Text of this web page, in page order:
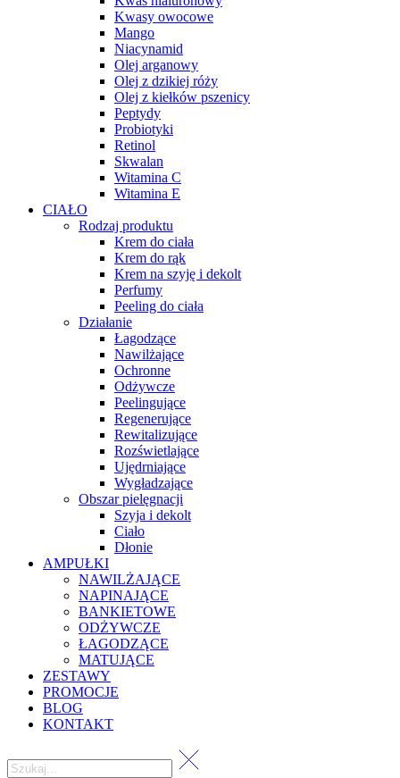
Kwasy owocowe
Mango
Niacynamid
Olej arganowy
Olej z dzikiej róży
Olej z kiełków pszenicy
Peptydy
Probiotyki
Retinol
Skwalan
Witamina C
Witamina E
CIAŁO
Rodzaj produktu
Krem do ciała
Krem do rąk
Krem na szyję i dekolt
Perfumy
Peeling do ciała
Działanie
Łagodzące
Nawilżające
Ochronne
Odżywcze
Peelingujące
Regenerujące
Rewitalizujące
Rozświetlające
Ujędrniające
Wygładzające
Obszar pielęgnacji
Szyja i dekolt
Ciało
Dłonie
AMPUŁKI
NAWILŻAJĄCE
NAPINAJĄCE
BANKIETOWE
ODŻYWCZE
ŁAGODZĄCE
MATUJĄCE
ZESTAWY
PROMOCJE
BLOG
KONTAKT